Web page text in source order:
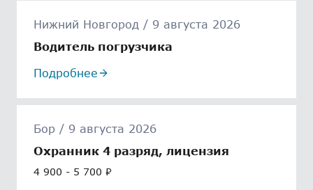
Нижний Новгород / 9 августа 2026
Водитель погрузчика
Подробнее
Бор / 9 августа 2026
Охранник 4 разряд, лицензия
4 900 - 5 700 ₽